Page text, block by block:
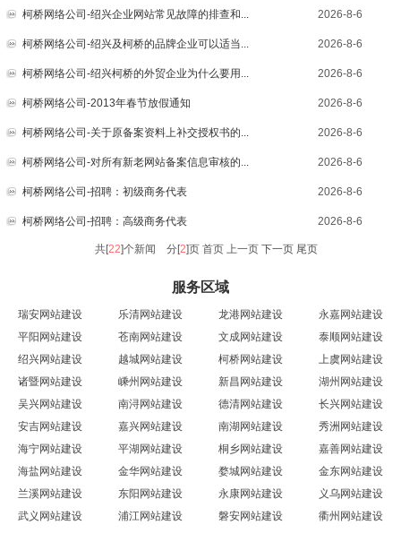
柯桥网络公司-绍兴企业网站常见故障的排查和... 2026-8-6
柯桥网络公司-绍兴及柯桥的品牌企业可以适当... 2026-8-6
柯桥网络公司-绍兴柯桥的外贸企业为什么要用... 2026-8-6
柯桥网络公司-2013年春节放假通知 2026-8-6
柯桥网络公司-关于原备案资料上补交授权书的... 2026-8-6
柯桥网络公司-对所有新老网站备案信息审核的... 2026-8-6
柯桥网络公司-招聘：初级商务代表 2026-8-6
柯桥网络公司-招聘：高级商务代表 2026-8-6
共[22]个新闻 分[2]页 首页 上一页 下一页 尾页
服务区域
瑞安网站建设 乐清网站建设 龙港网站建设
永嘉网站建设
平阳网站建设
苍南网站建设 文成网站建设
泰顺网站建设
绍兴网站建设
越城网站建设 柯桥网站建设
上虞网站建设
诸暨网站建设
嵊州网站建设 新昌网站建设
湖州网站建设
吴兴网站建设
南浔网站建设 德清网站建设
长兴网站建设
安吉网站建设
嘉兴网站建设 南湖网站建设
秀洲网站建设
海宁网站建设
平湖网站建设 桐乡网站建设
嘉善网站建设
海盐网站建设
金华网站建设 婺城网站建设
金东网站建设
兰溪网站建设
东阳网站建设 永康网站建设
义乌网站建设
武义网站建设
浦江网站建设 磐安网站建设 衢州网站建设